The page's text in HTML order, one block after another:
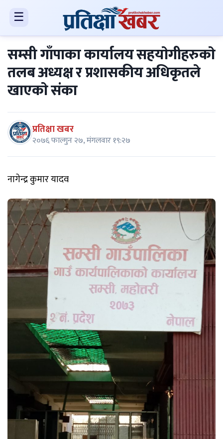
☰
सम्सी गाँपाका कार्यालय सहयाेगीहरुकाे
तलब अध्यक्ष र प्रशासकीय अधिकृतले
खाएकाे संका
प्रतिक्षा खबर
२०७६ फाल्गुन २७, मंगलवार १९:२७
नागेन्द्र कुमार यादव